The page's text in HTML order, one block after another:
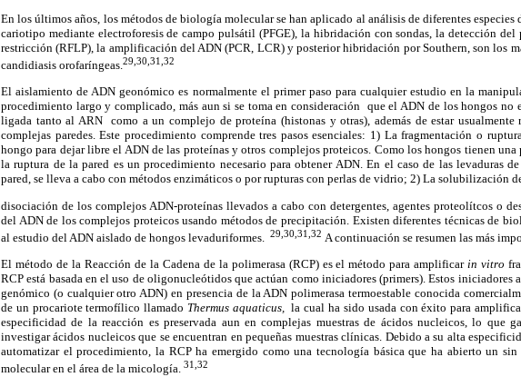
En los últimos años, los métodos de biología molecular se han aplicado al análisis de diferentes especies
cariotipo mediante electroforesis de campo pulsátil (PFGE), la hibridación con sondas, la detección
restricción (RFLP), la amplificación del ADN (PCR, LCR) y posterior hibridación por Southern, son los
candidiasis orofaríngeas.29,30,31,32
El aislamiento de ADN geonómico es normalmente el primer paso para cualquier estudio en la
procedimiento largo y complicado, más aun si se toma en consideración que el ADN de los hongos no
ligada tanto al ARN como a un complejo de proteína (histonas y otras), además de estar usualmente
complejas paredes. Este procedimiento comprende tres pasos esenciales: 1) La fragmentación o
hongo para dejar libre el ADN de las proteínas y otros complejos proteicos. Como los hongos tienen
la ruptura de la pared es un procedimiento necesario para obtener ADN. En el caso de las levaduras
pared, se lleva a cabo con métodos enzimáticos o por rupturas con perlas de vidrio; 2) La solubilización
disociación de los complejos ADN-proteínas llevados a cabo con detergentes, agentes proteolítcos o
del ADN de los complejos proteicos usando métodos de precipitación. Existen diferentes técnicas de
al estudio del ADN aislado de hongos levaduriformes.
29,30,31,32 A continuación se resumen las más
El método de la Reacción de la Cadena de la polimerasa (RCP) es el método para amplificarin vitro
RCP está basada en el uso de oligonucleótidos que actúan como iniciadores (primers). Estos iniciadores
genómico (o cualquier otro ADN) en presencia de la ADN polimerasa termoestable conocida
de un procariote termofílico llamado Thermus aquaticus, la cual ha sido usada con éxito para
especificidad de la reacción es preservada aun en complejas muestras de ácidos nucleicos, lo que
investigar ácidos nucleicos que se encuentran en pequeñas muestras clínicas. Debido a su alta
automatizar el procedimiento, la RCP ha emergido como una tecnología básica que ha abierto un
molecular en el área de la micología. 31,32